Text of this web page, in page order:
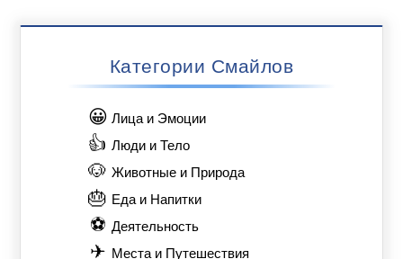
Категории Смайлов
😀 Лица и Эмоции
👍 Люди и Тело
🐶 Животные и Природа
🎂 Еда и Напитки
⚽ Деятельность
✈ Места и Путешествия